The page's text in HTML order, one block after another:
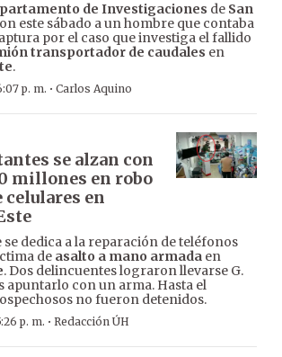
de Investigaciones de San
este sábado a un hombre que contaba
por el caso que investiga el fallido
transportador de caudales en
.
p. m. · Carlos Aquino
se alzan con
millones en robo
celulares en
dedica a la reparación de teléfonos
de asalto a mano armada en
. Dos delincuentes lograron llevarse G.
apuntarlo con un arma. Hasta el
no fueron detenidos.
p. m. · Redacción ÚH